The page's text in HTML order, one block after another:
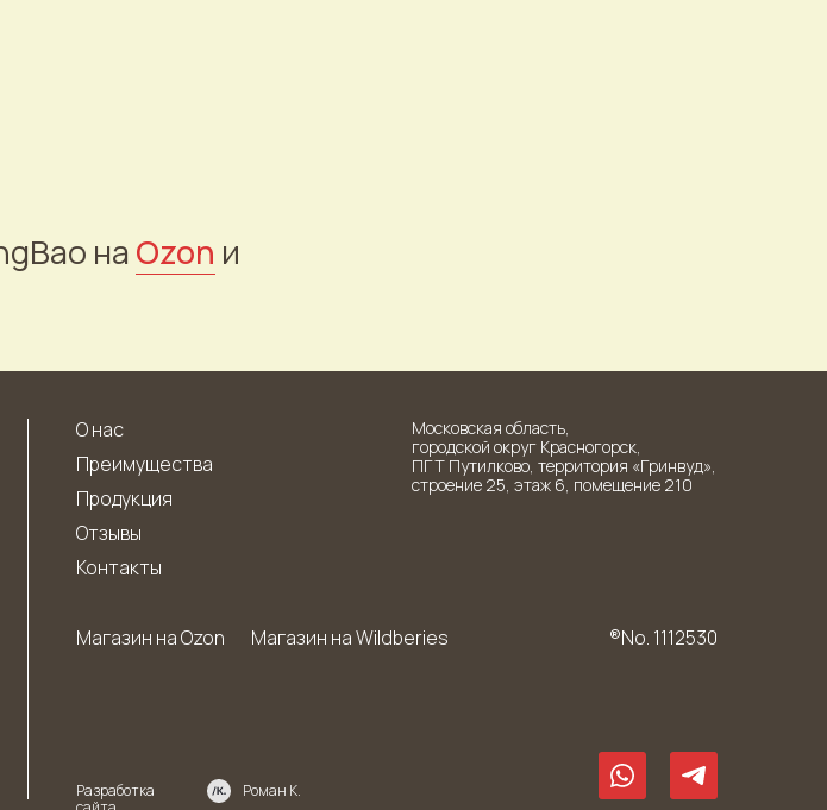
на Ozon и
О нас
Преимущества
Продукция
Отзывы
Контакты
Магазин на Ozon Магазин на Wildberies ®No. 1112530
Московская область,
городской округ Красногорск,
ПГТ Путилково, территория «Гринвуд»,
строение 25, этаж 6, помещение 210
Разработка
Роман К.